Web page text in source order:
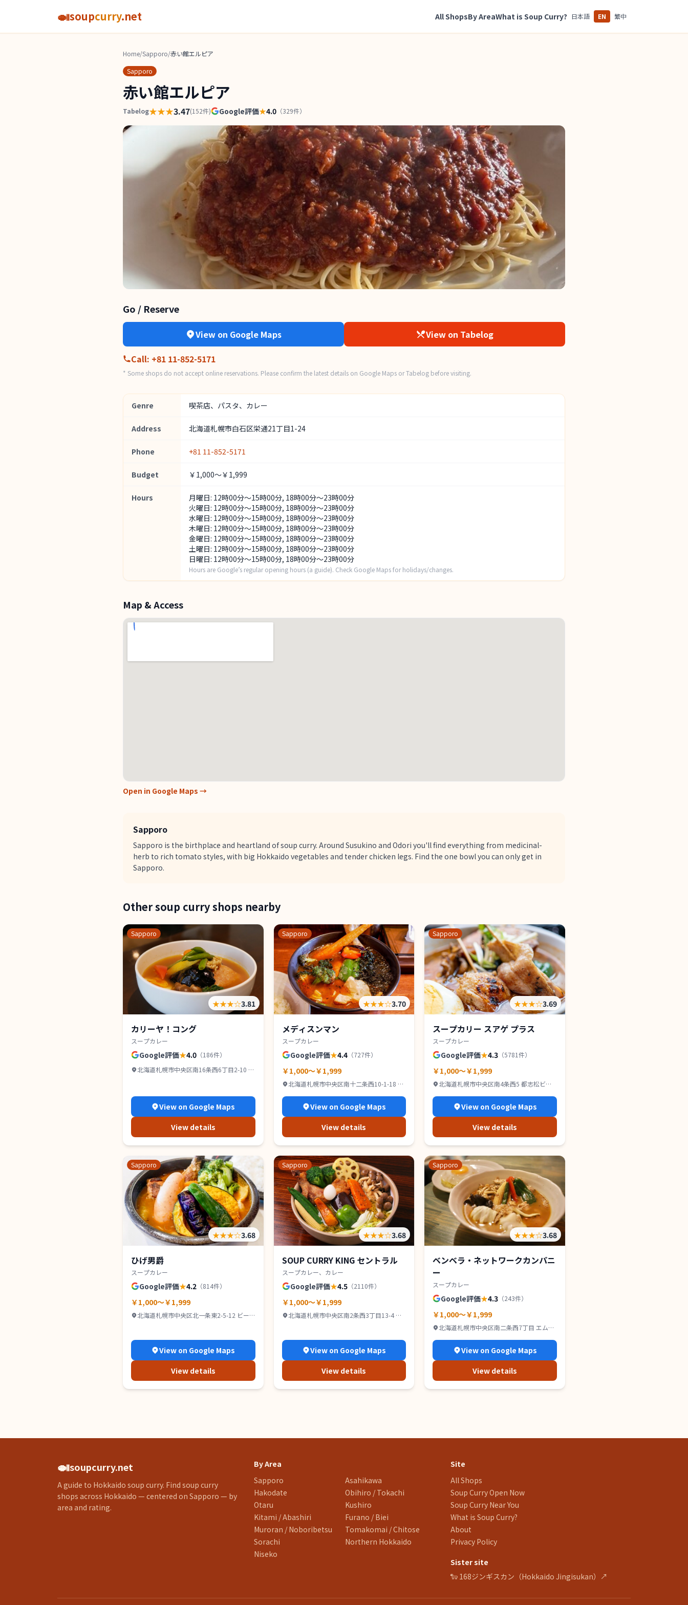
🍛soupcurry.net All ShopsBy AreaWhat is Soup Curry? 日本語 EN 繁中
Home/Sapporo/赤い館エルピア
Sapporo
赤い館エルピア
Tabelog★★★3.47(152件) Google評価★4.0 （329件）
Go / Reserve
View on Google Maps
View on Tabelog
Call: +81 11-852-5171
* Some shops do not accept online reservations. Please confirm the latest details on Google Maps or Tabelog before visiting.
Genre 喫茶店、パスタ、カレー
Address 北海道札幌市白石区栄通21丁目1-24
Phone +81 11-852-5171
Budget ￥1,000～￥1,999
Hours
月曜日: 12時00分～15時00分, 18時00分～23時00分
火曜日: 12時00分～15時00分, 18時00分～23時00分
水曜日: 12時00分～15時00分, 18時00分～23時00分
木曜日: 12時00分～15時00分, 18時00分～23時00分
金曜日: 12時00分～15時00分, 18時00分～23時00分
土曜日: 12時00分～15時00分, 18時00分～23時00分
日曜日: 12時00分～15時00分, 18時00分～23時00分
Hours are Google’s regular opening hours (a guide). Check Google Maps for holidays/changes.
Map & Access
Open in Google Maps →
Sapporo
Sapporo is the birthplace and heartland of soup curry. Around Susukino and Odori you'll find everything from medicinal-
herb to rich tomato styles, with big Hokkaido vegetables and tender chicken legs. Find the one bowl you can only get in
Sapporo.
Other soup curry shops nearby
Sapporo
★★★☆3.81
カリーヤ！コング
スープカレー
Google評価★4.0 （186件）
北海道札幌市中央区南16条西6丁目2-10 IR
View on Google Maps
View details
Sapporo
★★★☆3.70
メディスンマン
スープカレー
Google評価★4.4（727件）
￥1,000～￥1,999
北海道札幌市中央区南十二条西10-1-18 グ
View on Google Maps
View details
Sapporo
★★★☆3.69
スープカリー スアゲ プラス
スープカレー
Google評価★4.3 （5781件）
￥1,000～￥1,999
北海道札幌市中央区南4条西5 都志松ビル
View on Google Maps
View details
Sapporo
★★★☆3.68
ひげ男爵
スープカレー
Google評価★4.2 （814件）
￥1,000～￥1,999
北海道札幌市中央区北一条東2-5-12 ビー
View on Google Maps
View details
Sapporo
★★★☆3.68
SOUP CURRY KING セントラル
スープカレー、カレー
Google評価★4.5（2110件）
￥1,000～￥1,999
北海道札幌市中央区南2条西3丁目13-4 カ
View on Google Maps
View details
Sapporo
★★★☆3.68
ベンベラ・ネットワークカンパニ
ー
スープカレー
Google評価★4.3 （243件）
￥1,000～￥1,999
北海道札幌市中央区南二条西7丁目 エムズ
View on Google Maps
View details
🍛soupcurry.net
A guide to Hokkaido soup curry. Find soup curry
shops across Hokkaido — centered on Sapporo — by
area and rating.
By Area
Sapporo
Asahikawa
Hakodate
Obihiro / Tokachi
Otaru
Kushiro
Kitami / Abashiri
Furano / Biei
Muroran / Noboribetsu
Tomakomai / Chitose
Sorachi
Northern Hokkaido
Niseko
Site
All Shops
Soup Curry Open Now
Soup Curry Near You
What is Soup Curry?
About
Privacy Policy
Sister site
🐑 168ジンギスカン（Hokkaido Jingisukan）↗